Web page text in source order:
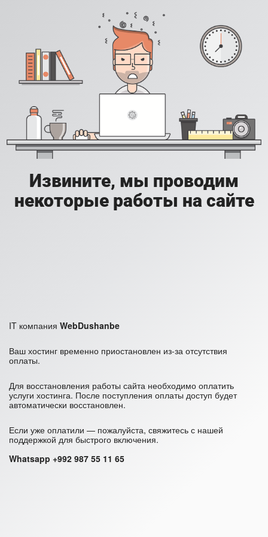
Извините, мы проводим
некоторые работы на сайте
IT компания WebDushanbe
Ваш хостинг временно приостановлен из-за отсутствия
оплаты.
Для восстановления работы сайта необходимо оплатить
услуги хостинга. После поступления оплаты доступ будет
автоматически восстановлен.
Если уже оплатили — пожалуйста, свяжитесь с нашей
поддержкой для быстрого включения.
Whatsapp +992 987 55 11 65